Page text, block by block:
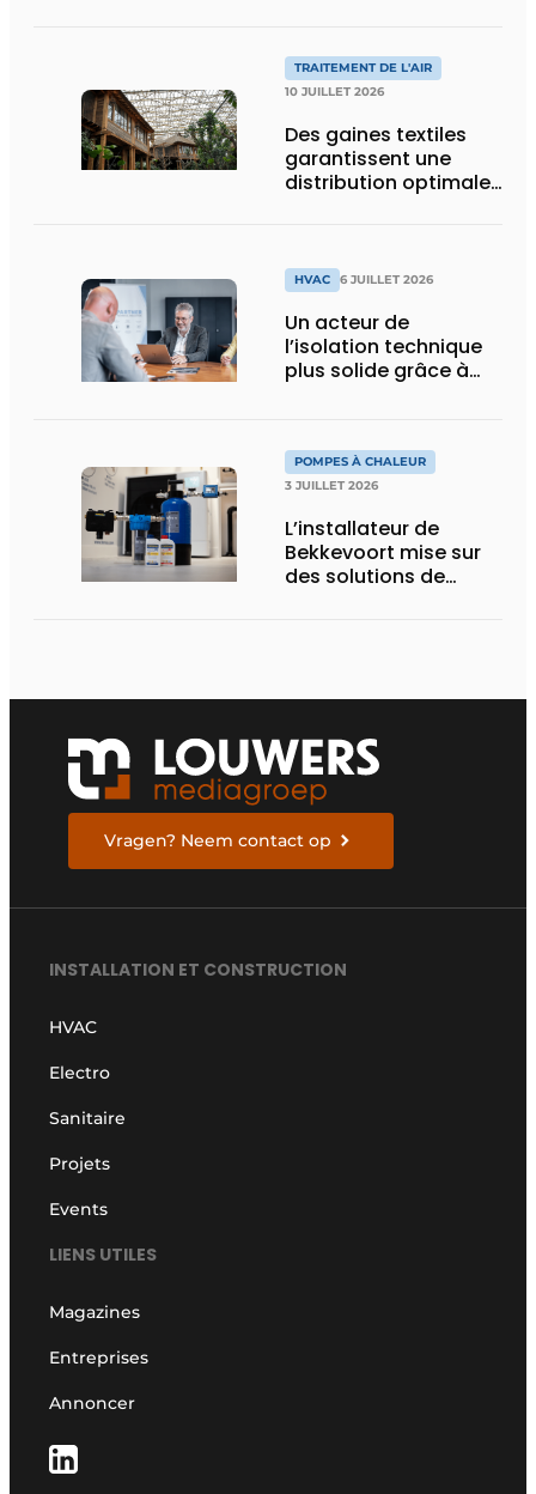
et les visiteurs de
BRUSK Bruges
TRAITEMENT DE L'AIR
10 JUILLET 2026
Des gaines textiles
garantissent une
distribution optimale
Daiza
HVAC 6 JUILLET 2026
Un acteur de
l’isolation technique
plus solide grâce à
POMPES À CHALEUR
3 JUILLET 2026
L’installateur de
Bekkevoort mise sur
des solutions de
pompe à chaleur
Vragen? Neem contact op
INSTALLATION ET CONSTRUCTION
HVAC
Electro
Sanitaire
Projets
Events
LIENS UTILES
Magazines
Entreprises
Annoncer